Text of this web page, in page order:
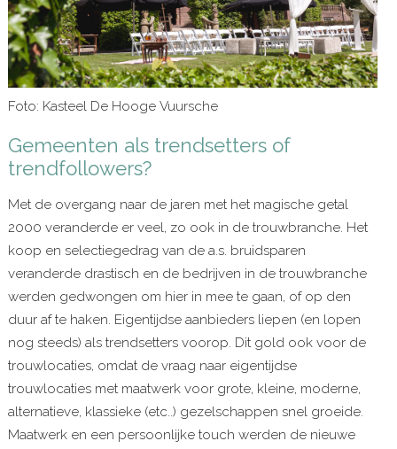
Foto: Kasteel De Hooge Vuursche
Gemeenten als trendsetters of
trendfollowers?
Met de overgang naar de jaren met het magische getal
2000 veranderde er veel, zo ook in de trouwbranche. Het
koop en selectiegedrag van de a.s. bruidsparen
veranderde drastisch en de bedrijven in de trouwbranche
werden gedwongen om hier in mee te gaan, of op den
duur af te haken. Eigentijdse aanbieders liepen (en lopen
nog steeds) als trendsetters voorop. Dit gold ook voor de
trouwlocaties, omdat de vraag naar eigentijdse
trouwlocaties met maatwerk voor grote, kleine, moderne,
alternatieve, klassieke (etc..) gezelschappen snel groeide.
Maatwerk en een persoonlijke touch werden de nieuwe